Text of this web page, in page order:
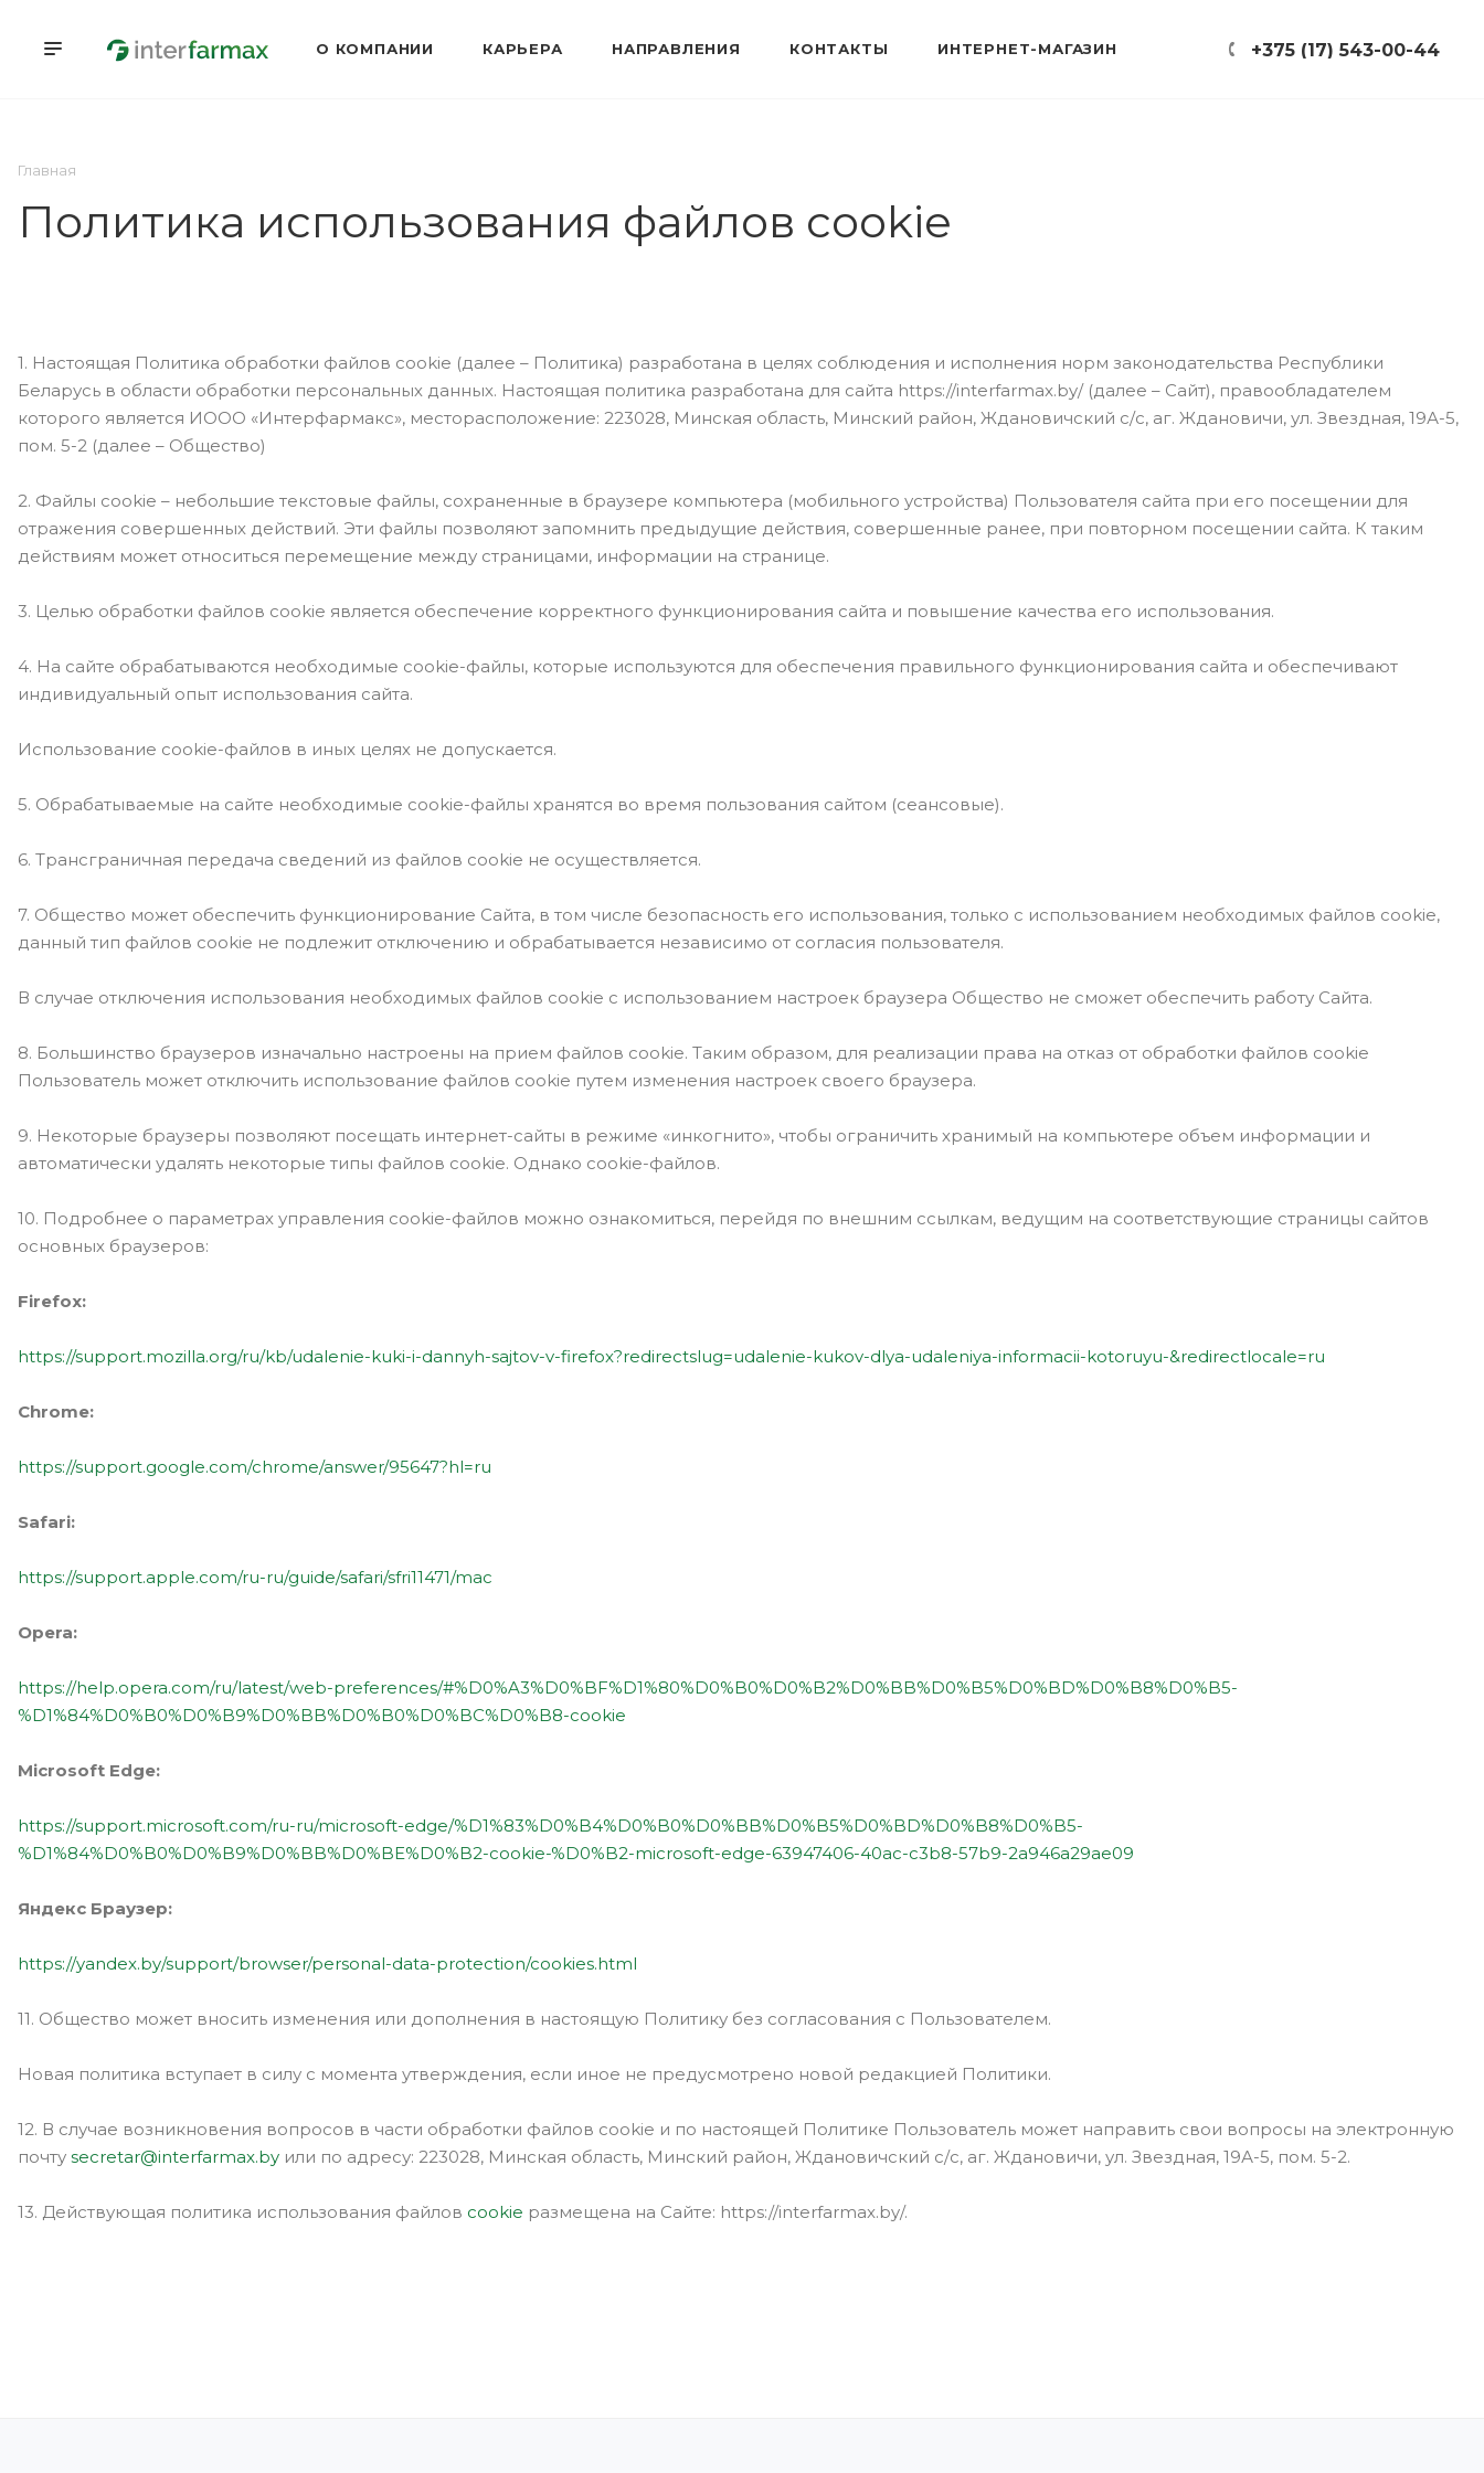
+375 (17) 543-00-44
О КОМПАНИИ КАРЬЕРА НАПРАВЛЕНИЯ КОНТАКТЫ ИНТЕРНЕТ-МАГАЗИН
Главная
Политика использования файлов cookie
1. Настоящая Политика обработки файлов cookie (далее – Политика) разработана в целях соблюдения и исполнения норм законодательства Республики
Беларусь в области обработки персональных данных. Настоящая политика разработана для сайта https://interfarmax.by/ (далее – Сайт), правообладателем
которого является ИООО «Интерфармакс», месторасположение: 223028, Минская область, Минский район, Ждановичский с/с, аг. Ждановичи, ул. Звездная, 19А-5,
пом. 5-2 (далее – Общество)
2. Файлы cookie – небольшие текстовые файлы, сохраненные в браузере компьютера (мобильного устройства) Пользователя сайта при его посещении для
отражения совершенных действий. Эти файлы позволяют запомнить предыдущие действия, совершенные ранее, при повторном посещении сайта. К таким
действиям может относиться перемещение между страницами, информации на странице.
3. Целью обработки файлов cookie является обеспечение корректного функционирования сайта и повышение качества его использования.
4. На сайте обрабатываются необходимые cookie-файлы, которые используются для обеспечения правильного функционирования сайта и обеспечивают
индивидуальный опыт использования сайта.
Использование cookie-файлов в иных целях не допускается.
5. Обрабатываемые на сайте необходимые cookie-файлы хранятся во время пользования сайтом (сеансовые).
6. Трансграничная передача сведений из файлов cookie не осуществляется.
7. Общество может обеспечить функционирование Сайта, в том числе безопасность его использования, только с использованием необходимых файлов cookie,
данный тип файлов cookie не подлежит отключению и обрабатывается независимо от согласия пользователя.
В случае отключения использования необходимых файлов cookie с использованием настроек браузера Общество не сможет обеспечить работу Сайта.
8. Большинство браузеров изначально настроены на прием файлов cookie. Таким образом, для реализации права на отказ от обработки файлов cookie
Пользователь может отключить использование файлов cookie путем изменения настроек своего браузера.
9. Некоторые браузеры позволяют посещать интернет-сайты в режиме «инкогнито», чтобы ограничить хранимый на компьютере объем информации и
автоматически удалять некоторые типы файлов cookie. Однако cookie-файлов.
10. Подробнее о параметрах управления cookie-файлов можно ознакомиться, перейдя по внешним ссылкам, ведущим на соответствующие страницы сайтов
основных браузеров:
Firefox:
https://support.mozilla.org/ru/kb/udalenie-kuki-i-dannyh-sajtov-v-firefox?redirectslug=udalenie-kukov-dlya-udaleniya-informacii-kotoruyu-&redirectlocale=ru
Chrome:
https://support.google.com/chrome/answer/95647?hl=ru
Safari:
https://support.apple.com/ru-ru/guide/safari/sfri11471/mac
Opera:
https://help.opera.com/ru/latest/web-preferences/#%D0%A3%D0%BF%D1%80%D0%B0%D0%B2%D0%BB%D0%B5%D0%BD%D0%B8%D0%B5-
%D1%84%D0%B0%D0%B9%D0%BB%D0%B0%D0%BC%D0%B8-cookie
Microsoft Edge:
https://support.microsoft.com/ru-ru/microsoft-edge/%D1%83%D0%B4%D0%B0%D0%BB%D0%B5%D0%BD%D0%B8%D0%B5-
%D1%84%D0%B0%D0%B9%D0%BB%D0%BE%D0%B2-cookie-%D0%B2-microsoft-edge-63947406-40ac-c3b8-57b9-2a946a29ae09
Яндекс Браузер:
https://yandex.by/support/browser/personal-data-protection/cookies.html
11. Общество может вносить изменения или дополнения в настоящую Политику без согласования с Пользователем.
Новая политика вступает в силу с момента утверждения, если иное не предусмотрено новой редакцией Политики.
12. В случае возникновения вопросов в части обработки файлов сookie и по настоящей Политике Пользователь может направить свои вопросы на электронную
почту secretar@interfarmax.by или по адресу: 223028, Минская область, Минский район, Ждановичский с/с, аг. Ждановичи, ул. Звездная, 19А-5, пом. 5-2.
13. Действующая политика использования файлов cookie размещена на Сайте: https://interfarmax.by/.